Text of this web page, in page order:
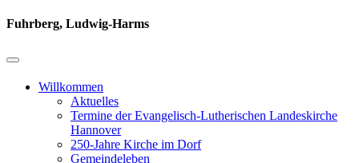
Fuhrberg, Ludwig-Harms
Willkommen
Aktuelles
Termine der Evangelisch-Lutherischen Landeskirche
Hannover
250-Jahre Kirche im Dorf
Gemeindeleben